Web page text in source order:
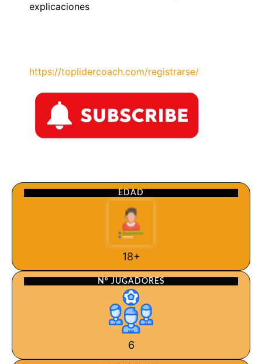
explicaciones
https://toplidercoach.com/registrarse/
EDAD
18+
Nº JUGADORES
6